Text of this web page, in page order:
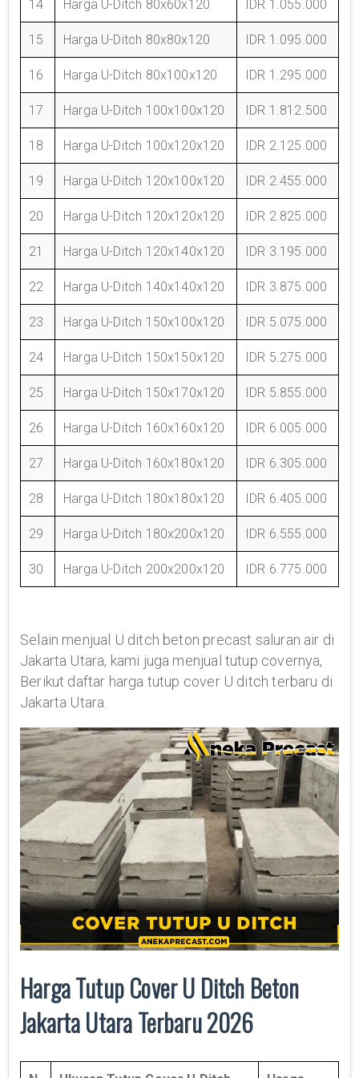
14 Harga U-Ditch 80x60x120 IDR 1.055.000
15 Harga U-Ditch 80x80x120 IDR 1.095.000
16 Harga U-Ditch 80x100x120 IDR 1.295.000
17 Harga U-Ditch 100x100x120 IDR 1.812.500
18 Harga U-Ditch 100x120x120 IDR 2.125.000
19 Harga U-Ditch 120x100x120 IDR 2.455.000
20 Harga U-Ditch 120x120x120 IDR 2.825.000
21 Harga U-Ditch 120x140x120 IDR 3.195.000
22 Harga U-Ditch 140x140x120 IDR 3.875.000
23 Harga U-Ditch 150x100x120 IDR 5.075.000
24 Harga U-Ditch 150x150x120 IDR 5.275.000
25 Harga U-Ditch 150x170x120 IDR 5.855.000
26 Harga U-Ditch 160x160x120 IDR 6.005.000
27 Harga U-Ditch 160x180x120 IDR 6.305.000
28 Harga U-Ditch 180x180x120 IDR 6.405.000
29 Harga U-Ditch 180x200x120 IDR 6.555.000
30 Harga U-Ditch 200x200x120 IDR 6.775.000
Selain menjual U ditch beton precast saluran air di
Jakarta Utara, kami juga menjual tutup covernya,
Berikut daftar harga tutup cover U ditch terbaru di
Jakarta Utara.
Harga Tutup Cover U Ditch Beton
Jakarta Utara Terbaru 2026